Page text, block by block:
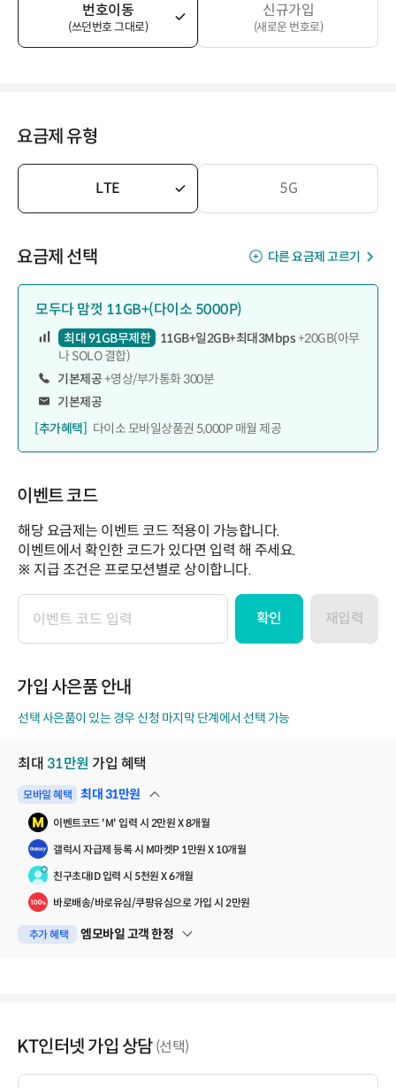
번호이동
(쓰던번호 그대로)
신규가입
(새로운 번호로)
요금제 유형
LTE 5G
요금제 선택 다른 요금제 고르기
모두다 맘껏 11GB+(다이소 5000P)
최대 91GB무제한 11GB+일2GB+최대3Mbps+20GB(아무
나 SOLO 결합)
기본제공+영상/부가통화 300분
기본제공
[추가혜택]
다이소 모바일상품권 5,000P 매월 제공
이벤트 코드
해당 요금제는 이벤트 코드 적용이 가능합니다.
이벤트에서 확인한 코드가 있다면 입력 해 주세요.
※ 지급 조건은 프로모션별로 상이합니다.
이
벤
코
확인 재입력
가입 사은품 안내
선택 사은품이 있는 경우 신청 마지막 단계에서 선택 가능
최대 31만원 가입 혜택
모바일 혜택 최대 31만원
펼쳐보기
이벤트코드 'M' 입력 시 2만원 X 8개월
갤럭시 자급제 등록 시 M마켓P 1만원 X 10개월
친구초대ID 입력 시 5천원 X 6개월
바로배송/바로유심/쿠팡유심으로 가입 시 2만원
추가 혜택 엠모바일 고객 한정
펼쳐보기
KT인터넷 가입 상담 (선택)